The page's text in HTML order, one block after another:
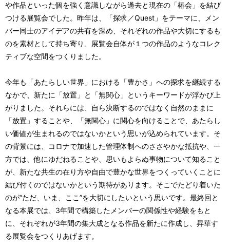
や作品といった個を強く意識しながら過去と現在の「椿会」を結び
つける展覧会でした。昨年は、「探求／Quest」をテーマに、メン
バー同士のアイデアの共有を深め、それぞれの作品や大切にするも
のを素材として持ち寄り、展覧会自体が１つの作品のようなコレク
ティブな空間をつくりました。
今年も「あたらしい世界」における「豊かさ」への探求を継続する
なかで、新たに「放置」と「無関心」というキーワードが浮かび上
がりました。それらには、自ら決断するのではなく自然のままに
「放置」することや、「無関心」に関心を向けることで、あたらし
い価値が生まれるのではないかという思いが込められています。そ
の背景には、コロナで加速した管理体制へのささやかな抵抗や、一
方では、他にゆだねることや、思いもよらぬ事物について知ること
が、新たな共生の在り方や自由で豊かな世界をつくっていくことに
結び付くのではないかという期待があります。そこでたどり着いた
のが“ただ、いま、ここ”を大切にしたいという思いです。最終回と
なる本展では、3年間で構築したメンバーの関係性や経験をもと
に、それぞれが3年間の集大成となる作品を新たに作成し、昇華す
る展覧会をつくりあげます。